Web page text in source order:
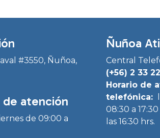
#3550, Ñuñoa,
de atención
de 09:00 a
Ñuñoa
Central
(+56) 2 33
Horario de
telefónica:
08:30 a
las 16:30 hrs.